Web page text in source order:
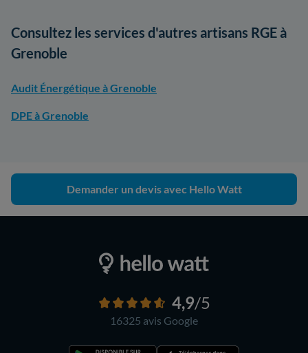
Consultez les services d'autres artisans RGE à
Grenoble
Audit Énergétique à Grenoble
DPE à Grenoble
Demander un devis avec Hello Watt
4,9/5
16325 avis Google